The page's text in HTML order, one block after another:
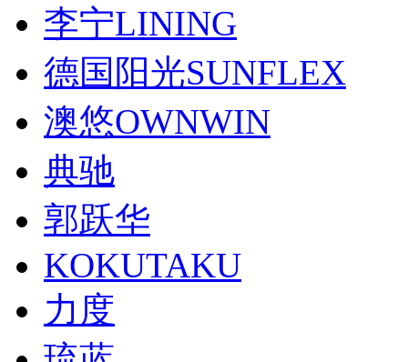
李宁LINING
德国阳光SUNFLEX
澳悠OWNWIN
典驰
郭跃华
KOKUTAKU
力度